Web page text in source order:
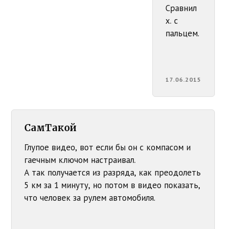
Сравнил
х. с
пальцем.
17.06.2015
СамТакой
Глупое видео, вот если бы он с компасом и
гаечным ключом настраивал.
А так получается из разряда, как преодолеть
5 км за 1 минуту, но потом в видео показать,
что человек за рулем автомобиля.